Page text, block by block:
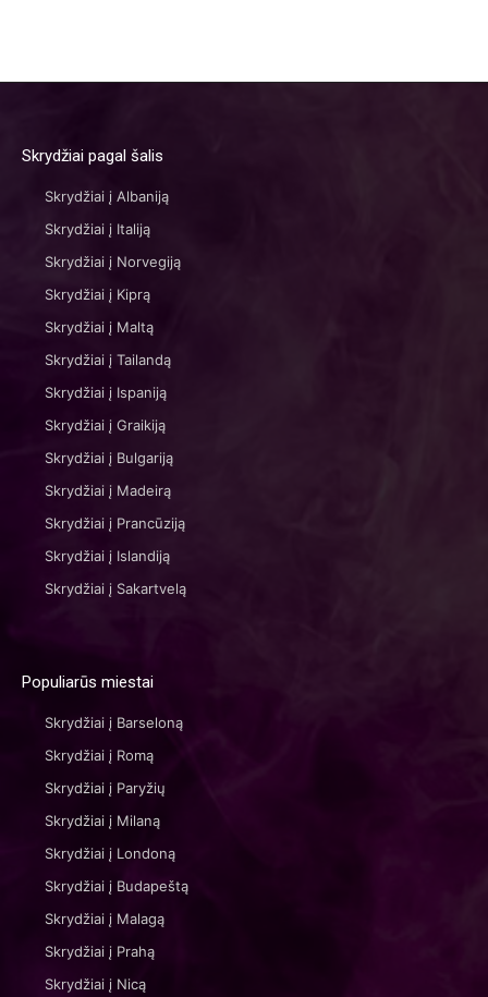
Skrydžiai pagal šalis
Skrydžiai į Albaniją
Skrydžiai į Italiją
Skrydžiai į Norvegiją
Skrydžiai į Kiprą
Skrydžiai į Maltą
Skrydžiai į Tailandą
Skrydžiai į Ispaniją
Skrydžiai į Graikiją
Skrydžiai į Bulgariją
Skrydžiai į Madeirą
Skrydžiai į Prancūziją
Skrydžiai į Islandiją
Skrydžiai į Sakartvelą
Populiarūs miestai
Skrydžiai į Barseloną
Skrydžiai į Romą
Skrydžiai į Paryžių
Skrydžiai į Milaną
Skrydžiai į Londoną
Skrydžiai į Budapeštą
Skrydžiai į Malagą
Skrydžiai į Prahą
Skrydžiai į Nicą